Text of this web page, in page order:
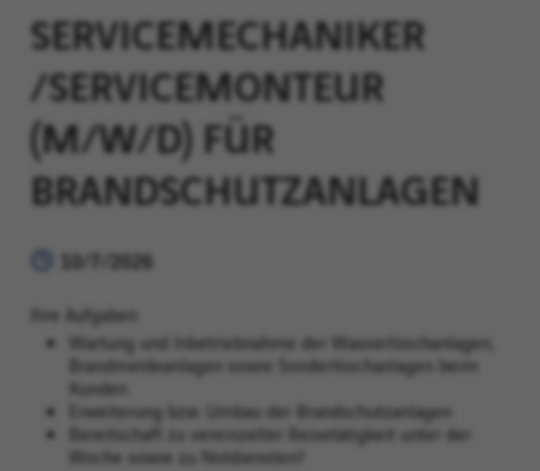
SERVICEMECHANIKER
/SERVICEMONTEUR
(M/W/D) FÜR
BRANDSCHUTZANLAGEN
10/7/2026
Ihre Aufgaben
Wartung und Inbetriebnahme der Wasserlöschanlagen,
Brandmeldeanlagen sowie Sonderlöschanlagen beim
Kunden
Erweiterung bzw. Umbau der Brandschutzanlagen
Bereitschaft zu vereinzelter Reisetätigkeit unter der
Woche sowie zu Notdiensten?